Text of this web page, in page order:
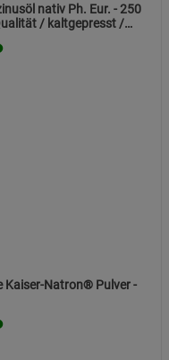
nativ Ph. Eur. - 250
/ kaltgepresst /
Kaiser-Natron® Pulver -
anzeigen